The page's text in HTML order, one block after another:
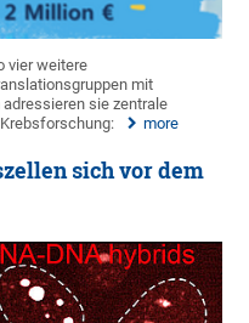
vier weitere
mit
sie zentrale
more
sich vor dem